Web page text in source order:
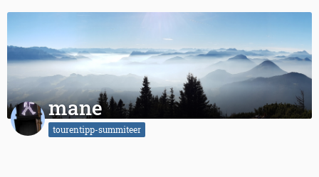
mane
tourentipp-summiteer